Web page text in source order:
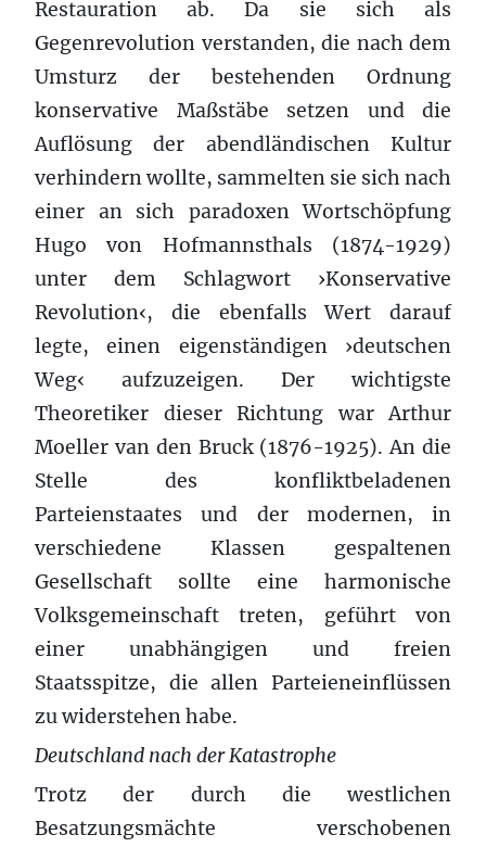
Restauration ab. Da sie sich als
Gegenrevolution verstanden, die nach dem
Umsturz der bestehenden Ordnung
konservative Maßstäbe setzen und die
Auflösung der abendländischen Kultur
verhindern wollte, sammelten sie sich nach
einer an sich paradoxen Wortschöpfung
Hugo von Hofmannsthals (1874-1929)
unter dem Schlagwort ›Konservative
Revolution‹, die ebenfalls Wert darauf
legte, einen eigenständigen ›deutschen
Weg‹ aufzuzeigen. Der wichtigste
Theoretiker dieser Richtung war Arthur
Moeller van den Bruck (1876-1925). An die
Stelle des konfliktbeladenen
Parteienstaates und der modernen, in
verschiedene Klassen gespaltenen
Gesellschaft sollte eine harmonische
Volksgemeinschaft treten, geführt von
einer unabhängigen und freien
Staatsspitze, die allen Parteieneinflüssen
zu widerstehen habe.
Deutschland nach der Katastrophe
Trotz der durch die westlichen
Besatzungsmächte verschobenen